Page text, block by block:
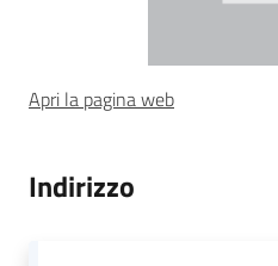
Piani Programmi
Apri la pagina web
Indirizzo